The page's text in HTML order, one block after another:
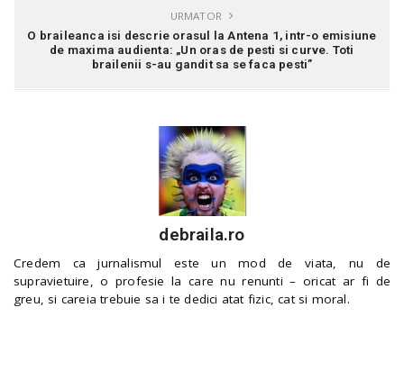
URMATOR
O braileanca isi descrie orasul la Antena 1, intr-o emisiune
de maxima audienta: „Un oras de pesti si curve. Toti
brailenii s-au gandit sa se faca pesti”
debraila.ro
Credem ca jurnalismul este un mod de viata, nu de
supravietuire, o profesie la care nu renunti – oricat ar fi de
greu, si careia trebuie sa i te dedici atat fizic, cat si moral.